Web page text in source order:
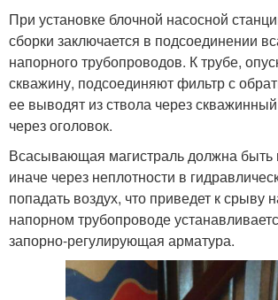
При установке блочной насосной
сборки заключается в подсоединении
напорного трубопроводов. К трубе,
скважину, подсоединяют фильтр с
ее выводят из ствола через
через оголовок.
Всасывающая магистраль должна быть
иначе через неплотности в
попадать воздух, что приведет к срыву
напорном трубопроводе
запорно-регулирующая арматура.